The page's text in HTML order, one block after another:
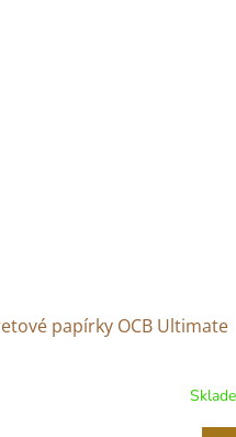
papírky OCB Ultimate